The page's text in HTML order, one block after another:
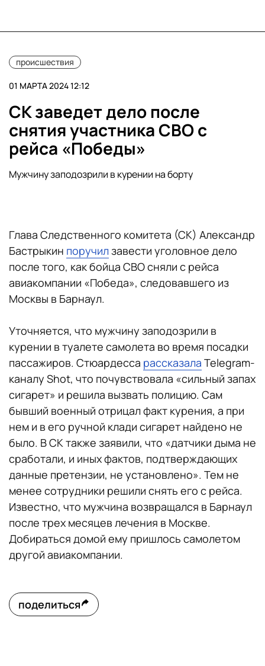
происшествия
01 МАРТА 2024 12:12
СК заведет дело после
снятия участника СВО с
рейса «Победы»
Мужчину заподозрили в курении на борту
Глава Следственного комитета (СК) Александр
Бастрыкин поручилзавести уголовное дело
после того, как бойца СВО сняли с рейса
авиакомпании «Победа», следовавшего из
Москвы в Барнаул.
Уточняется, что мужчину заподозрили в
курении в туалете самолета во время посадки
пассажиров. Стюардесса рассказала Telegram-
каналу Shot, что почувствовала «сильный запах
сигарет» и решила вызвать полицию. Сам
бывший военный отрицал факт курения, а при
нем и в его ручной клади сигарет найдено не
было. В СК также заявили, что «датчики дыма не
сработали, и иных фактов, подтверждающих
данные претензии, не установлено». Тем не
менее сотрудники решили снять его с рейса.
Известно, что мужчина возвращался в Барнаул
после трех месяцев лечения в Москве.
Добираться домой ему пришлось самолетом
другой авиакомпании.
поделиться